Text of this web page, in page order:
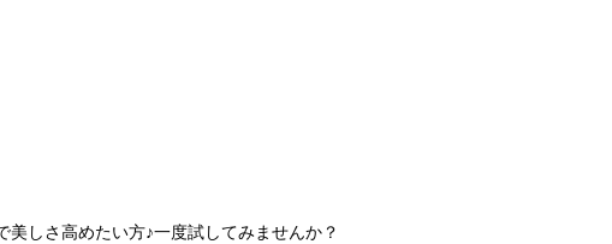
しさ高めたい方♪一度試してみませんか？